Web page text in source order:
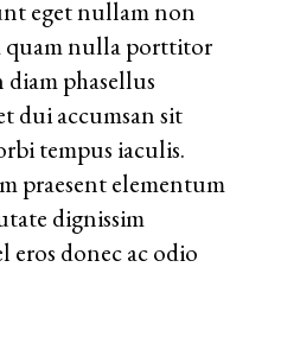
eget nullam non
quam nulla porttitor
diam phasellus
dui accumsan sit
tempus iaculis.
praesent elementum
dignissim
eros donec ac odio